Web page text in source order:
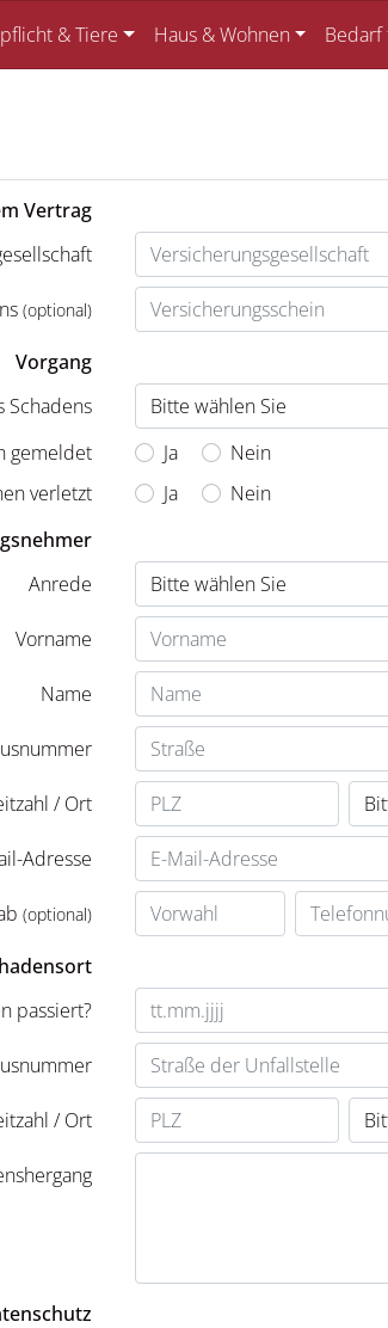
& Tiere Haus & Wohnen Bedarf
Vertrag
(optional)
Vorgang
Schadens
gemeldet
Ja
Nein
verletzt
Ja
Nein
Anrede
Vorname
Name
/ Ort
Adresse
(optional)
passiert?
/ Ort